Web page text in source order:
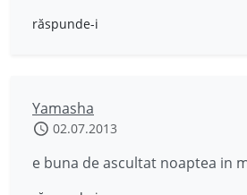
răspunde-i
Yamasha
02.07.2013
e buna de ascultat noaptea in